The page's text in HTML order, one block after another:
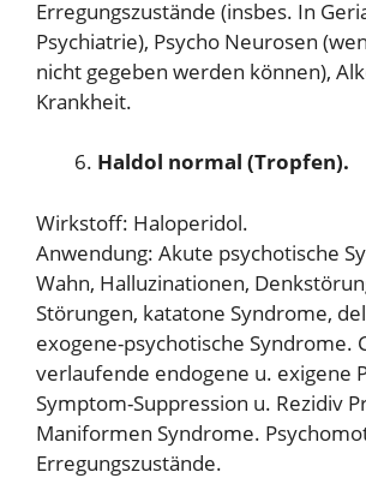
Erregungszustände (insbes. In
Psychiatrie), Psycho Neurosen
nicht gegeben werden können),
Krankheit.
Haldol normal (Tropfen).
Wirkstoff: Haloperidol.
Anwendung: Akute psychotische
Wahn, Halluzinationen,
Störungen, katatone Syndrome,
exogene-psychotische Syndrome.
verlaufende endogene u. exigene
Symptom-Suppression u. Rezidiv
Maniformen Syndrome.
Erregungszustände.